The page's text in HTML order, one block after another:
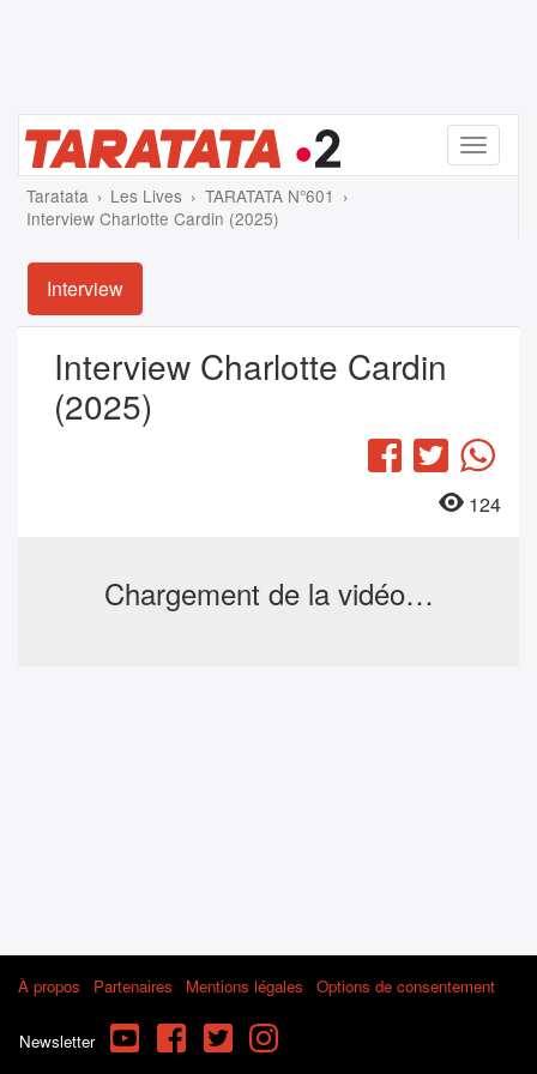
Menu
Taratata Les Lives
TARATATA N°601
Interview Charlotte Cardin (2025)
Interview
Interview Charlotte Cardin
(2025)
Facebook
Twitter
124
Chargement de la vidéo…
À propos Partenaires Mentions légales Options de consentement
Newsletter YouTube FacebookTwitterInstagram